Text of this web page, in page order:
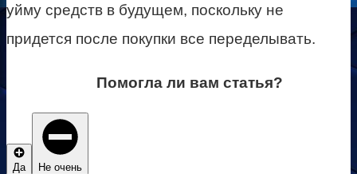
уйму средств в будущем, поскольку не
придется после покупки все переделывать.
Помогла ли вам статья?
Да Не очень